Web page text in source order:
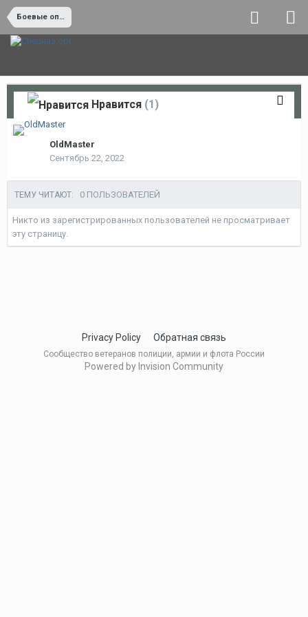
Боевые операции и боевая работа
Нравится (1)
OldMaster
Сентябрь 22, 2022
ТЕМУ ЧИТАЮТ: 0 ПОЛЬЗОВАТЕЛЕЙ
Никто из зарегистрированных пользователей не просматривает
эту страницу.
Privacy Policy Обратная связь
Сообщество ветеранов полиции, армии и флота России
Powered by Invision Community